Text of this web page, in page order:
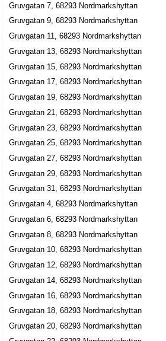
Gruvgatan 7, 68293 Nordmarkshyttan
Gruvgatan 9, 68293 Nordmarkshyttan
Gruvgatan 11, 68293 Nordmarkshyttan
Gruvgatan 13, 68293 Nordmarkshyttan
Gruvgatan 15, 68293 Nordmarkshyttan
Gruvgatan 17, 68293 Nordmarkshyttan
Gruvgatan 19, 68293 Nordmarkshyttan
Gruvgatan 21, 68293 Nordmarkshyttan
Gruvgatan 23, 68293 Nordmarkshyttan
Gruvgatan 25, 68293 Nordmarkshyttan
Gruvgatan 27, 68293 Nordmarkshyttan
Gruvgatan 29, 68293 Nordmarkshyttan
Gruvgatan 31, 68293 Nordmarkshyttan
Gruvgatan 4, 68293 Nordmarkshyttan
Gruvgatan 6, 68293 Nordmarkshyttan
Gruvgatan 8, 68293 Nordmarkshyttan
Gruvgatan 10, 68293 Nordmarkshyttan
Gruvgatan 12, 68293 Nordmarkshyttan
Gruvgatan 14, 68293 Nordmarkshyttan
Gruvgatan 16, 68293 Nordmarkshyttan
Gruvgatan 18, 68293 Nordmarkshyttan
Gruvgatan 20, 68293 Nordmarkshyttan